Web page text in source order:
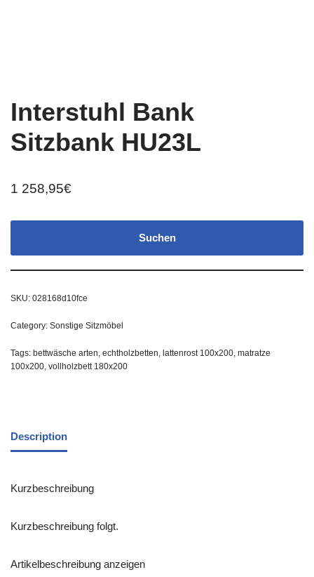
Interstuhl Bank
Sitzbank HU23L
1 258,95€
Suchen
SKU: 028168d10fce
Category: Sonstige Sitzmöbel
Tags: bettwäsche arten, echtholzbetten, lattenrost 100x200, matratze
100x200, vollholzbett 180x200
Description
Kurzbeschreibung
Kurzbeschreibung folgt.
Artikelbeschreibung anzeigen